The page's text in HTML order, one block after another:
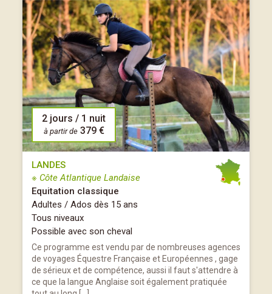
2 jours / 1 nuit
à partir de 379 €
LANDES
※ Côte Atlantique Landaise
Equitation classique
Adultes / Ados dès 15 ans
Tous niveaux
Possible avec son cheval
Ce programme est vendu par de nombreuses agences
de voyages Équestre Française et Européennes , gage
de sérieux et de compétence, aussi il faut s'attendre à
ce que la langue Anglaise soit également pratiquée